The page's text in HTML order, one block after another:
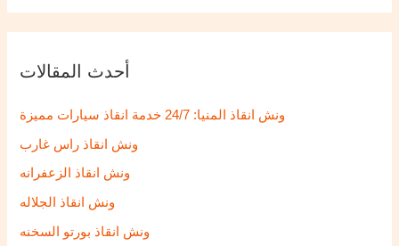
c
o
r
:
أحدث المقالات
ونش انقاذ المنيا: 24/7 خدمة انقاذ سيارات مميزة
ونش انقاذ راس غارب
ونش انقاذ الزعفرانه
ونش انقاذ الجلاله
ونش انقاذ بورتو السخنه